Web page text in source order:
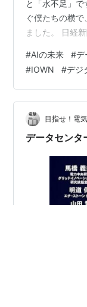
と「水不足」で
ぐ僕たちの横
ました。 日経
そのデータセン
ため、従来のエ
式」へ切り替
す。 記事は「
ンで書かれてい
の裏側を気に
#AIの未来 #デ
#IOWN #デジ
目指せ！電
データセンタ